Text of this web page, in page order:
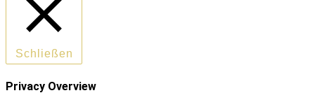
Schließen
Privacy Overview